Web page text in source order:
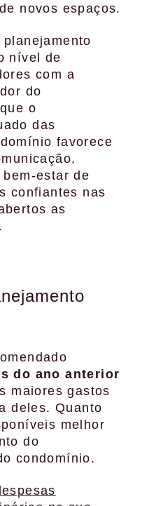
novos espaços.
nível de
com a
do
o
das
favorece
estar de
confiantes nas
as
do ano anterior
maiores gastos
deles. Quanto
melhor
do
condomínio.